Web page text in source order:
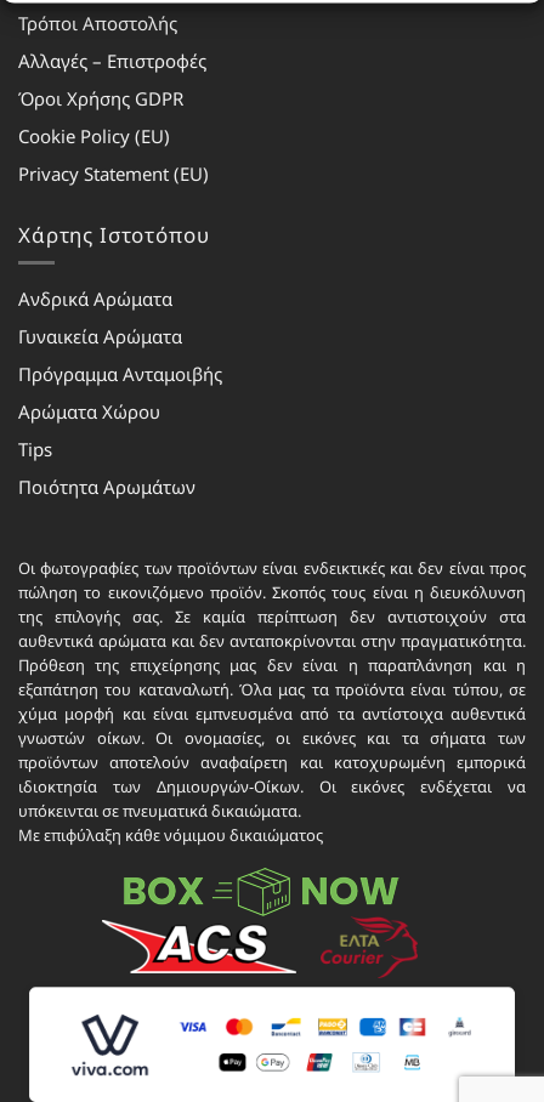
Τρόποι Αποστολής
Αλλαγές – Επιστροφές
Όροι Χρήσης GDPR
Cookie Policy (EU)
Privacy Statement (EU)
Χάρτης Ιστοτόπου
Ανδρικά Αρώματα
Γυναικεία Αρώματα
Πρόγραμμα Ανταμοιβής
Αρώματα Χώρου
Tips
Ποιότητα Αρωμάτων
Οι φωτογραφίες των προϊόντων είναι ενδεικτικές και δεν είναι προς
πώληση το εικονιζόμενο προϊόν. Σκοπός τους είναι η διευκόλυνση
της επιλογής σας. Σε καμία περίπτωση δεν αντιστοιχούν στα
αυθεντικά αρώματα και δεν ανταποκρίνονται στην πραγματικότητα.
Πρόθεση της επιχείρησης μας δεν είναι η παραπλάνηση και η
εξαπάτηση του καταναλωτή. Όλα μας τα προϊόντα είναι τύπου, σε
χύμα μορφή και είναι εμπνευσμένα από τα αντίστοιχα αυθεντικά
γνωστών οίκων. Οι ονομασίες, οι εικόνες και τα σήματα των
προϊόντων αποτελούν αναφαίρετη και κατοχυρωμένη εμπορικά
ιδιοκτησία των Δημιουργών-Οίκων. Οι εικόνες ενδέχεται να
υπόκεινται σε πνευματικά δικαιώματα.
Με επιφύλαξη κάθε νόμιμου δικαιώματος